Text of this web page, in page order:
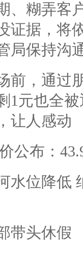
、糊弄客
证据，将
局保持沟
前，通过
1元也全
让人感动
公布：
水位降低
带头休假